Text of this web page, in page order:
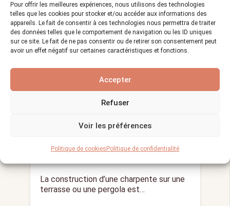
Pour offrir les meilleures expériences, nous utilisons des technologies
telles que les cookies pour stocker et/ou accéder aux informations des
appareils. Le fait de consentir à ces technologies nous permettra de traiter
des données telles que le comportement de navigation ou les ID uniques
sur ce site. Le fait de ne pas consentir ou de retirer son consentement peut
avoir un effet négatif sur certaines caractéristiques et fonctions.
Accepter
Refuser
Voir les préférences
Politique de cookies Politique de confidentialité
LE MÉTIER CHARPENTIER
sur une Terrasse ou une Pergola
La construction d’une charpente sur une
terrasse ou une pergola est…